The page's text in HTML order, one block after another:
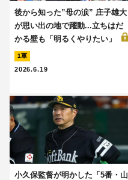
後から知った”母の涙” 庄子雄大
が思い出の地で躍動...立ちはだ
かる壁も「明るくやりたい」
1軍
2026.6.19
小久保監督が明かした「5番・山